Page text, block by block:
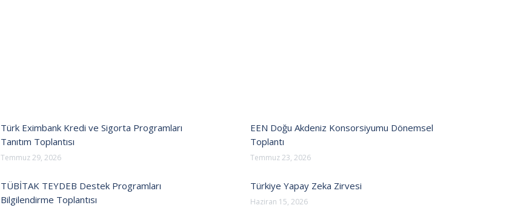
Türk Eximbank Kredi ve Sigorta Programları
Tanıtım Toplantısı
Temmuz 29, 2026
EEN Doğu Akdeniz Konsorsiyumu Dönemsel
Toplantı
Temmuz 23, 2026
TÜBİTAK TEYDEB Destek Programları
Bilgilendirme Toplantısı
Türkiye Yapay Zeka Zirvesi
Haziran 15, 2026